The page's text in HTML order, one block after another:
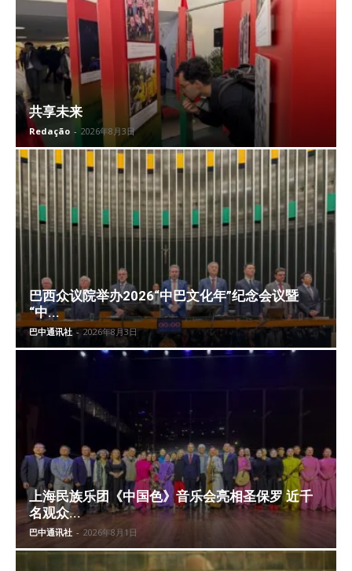
共享未来
Redação - 2026年8月3日
巴西众议院举办2026“中巴文化年”纪念会议暨
“中...
巴中通讯社 - 2026年8月3日
上海民族乐团《中国色》音乐会亮相圣保罗 近千
名观众...
巴中通讯社 - 2026年8月1日